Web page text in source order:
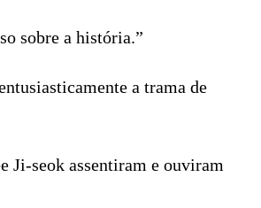
sobre a história.”
a trama de
Ji-seok assentiram e ouviram